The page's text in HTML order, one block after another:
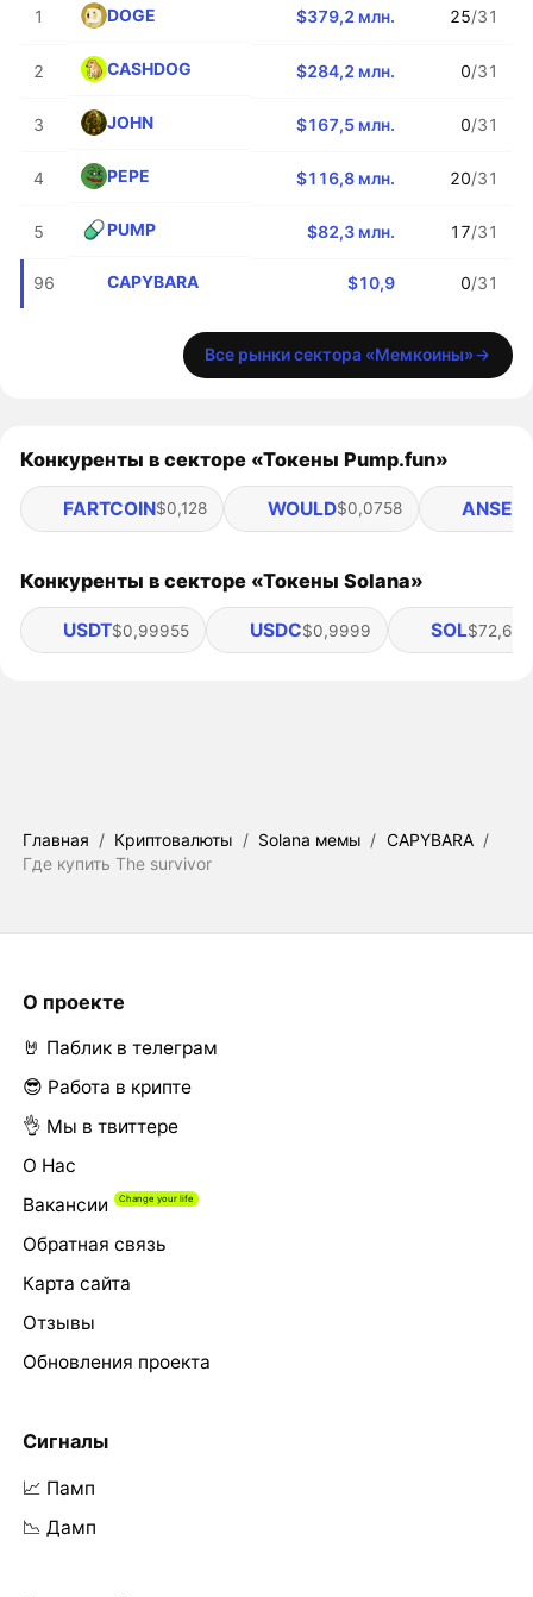
1 DOGE $379,2 млн. 25/31
2 CASHDOG $284,2 млн. 0/31
3 JOHN $167,5 млн. 0/31
4 PEPE $116,8 млн. 20/31
5 PUMP $82,3 млн. 17/31
96 CAPYBARA $10,9 0/31
Все рынки сектора «Мемкоины»
Конкуренты в секторе «Токены Pump.fun»
FARTCOIN$0,128 WOULD$0,0758 ANSEM
Конкуренты в секторе «Токены Solana»
USDT$0,99955 USDC$0,9999 SOL$72,64
Главная / Криптовалюты / Solana мемы / CAPYBARA /
Где купить The survivor
О проекте
🤘 Паблик в телеграм
😎 Работа в крипте
👌 Мы в твиттере
О Нас
Вакансии
Обратная связь
Карта сайта
Отзывы
Обновления проекта
Сигналы
📈 Памп
📉 Дамп